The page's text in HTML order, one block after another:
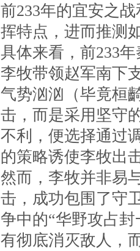
前233年的宜安之
挥特点，进而推测
具体来看，前233
李牧带领赵军南下
气势汹汹（毕竟桓
击，而是采用坚守
不利，便选择通过
的策略诱使李牧出
然而，李牧并非易
击，成功包围了守
争中的“华野攻占
有彻底消灭敌人，